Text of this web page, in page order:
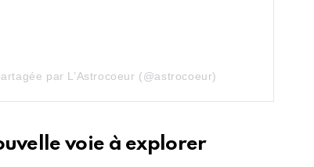
par L’Astrocoeur (@astrocoeur)
voie à explorer